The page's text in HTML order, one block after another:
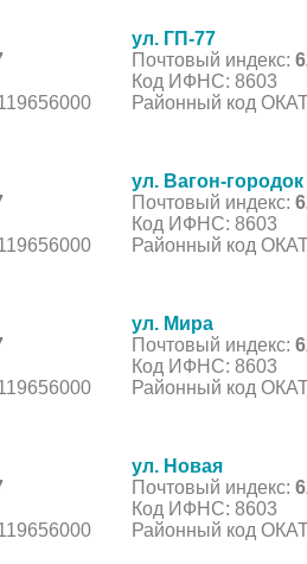
ул. ГП-77
Почтовый индекс:
Код ИФНС: 8603
Районный код
ул. Вагон-городок
Почтовый индекс:
Код ИФНС: 8603
Районный код
ул. Мира
Почтовый индекс:
Код ИФНС: 8603
Районный код
ул. Новая
Почтовый индекс:
Код ИФНС: 8603
Районный код